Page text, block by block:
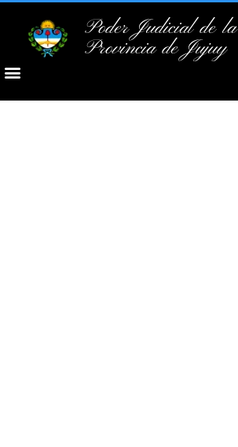
Poder Judicial de la
Provincia de Jujuy